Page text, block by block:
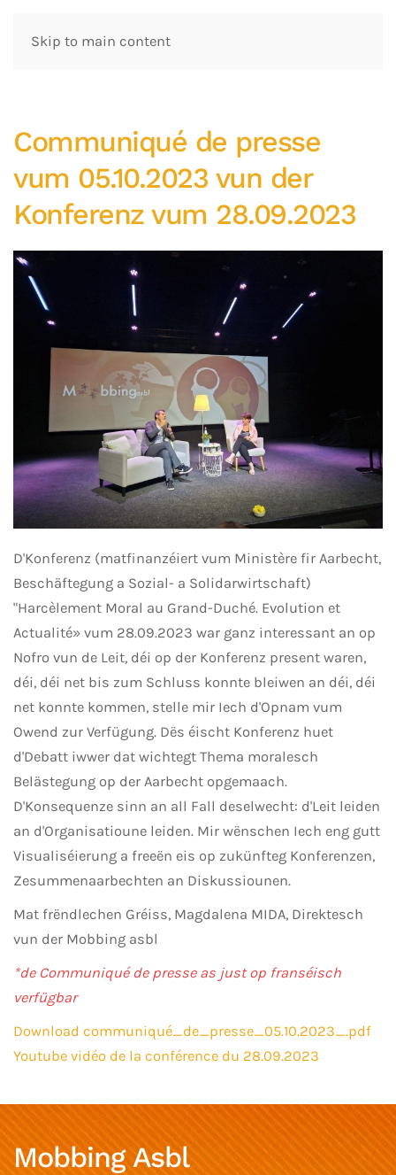
Skip to main content
Communiqué de presse
vum 05.10.2023 vun der
Konferenz vum 28.09.2023
D'Konferenz (matfinanzéiert vum Ministère fir Aarbecht,
Beschäftegung a Sozial- a Solidarwirtschaft)
"Harcèlement Moral au Grand-Duché. Evolution et
Actualité» vum 28.09.2023 war ganz interessant an op
Nofro vun de Leit, déi op der Konferenz present waren,
déi, déi net bis zum Schluss konnte bleiwen an déi, déi
net konnte kommen, stelle mir Iech d'Opnam vum
Owend zur Verfügung. Dës éischt Konferenz huet
d'Debatt iwwer dat wichtegt Thema moralesch
Belästegung op der Aarbecht opgemaach.
D'Konsequenze sinn an all Fall deselwecht: d'Leit leiden
an d'Organisatioune leiden. Mir wënschen Iech eng gutt
Visualiséierung a freeën eis op zukünfteg Konferenzen,
Zesummenaarbechten an Diskussiounen.
Mat frëndlechen Gréiss, Magdalena MIDA, Direktesch
vun der Mobbing asbl
*de Communiqué de presse as just op franséisch
verfügbar
Download communiqué_de_presse_05.10.2023_.pdf
Youtube vidéo de la conférence du 28.09.2023
Mobbing Asbl